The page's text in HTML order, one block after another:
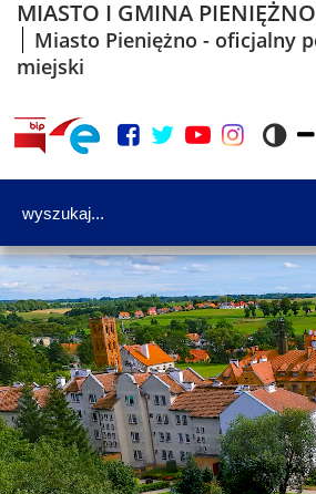
MIASTO I GMINA PIENIĘŻNO
Miasto Pieniężno - oficjalny
miejski